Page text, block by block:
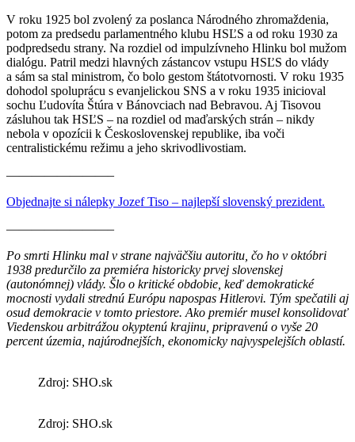
V roku 1925 bol zvolený za poslanca Národného zhromaždenia,
potom za predsedu parlamentného klubu HSĽS a od roku 1930 za
podpredsedu strany. Na rozdiel od impulzívneho Hlinku bol mužom
dialógu. Patril medzi hlavných zástancov vstupu HSĽS do vlády
a sám sa stal ministrom, čo bolo gestom štátotvornosti. V roku 1935
dohodol spoluprácu s evanjelickou SNS a v roku 1935 inicioval
sochu Ľudovíta Štúra v Bánovciach nad Bebravou. Aj Tisovou
zásluhou tak HSĽS – na rozdiel od maďarských strán – nikdy
nebola v opozícii k Československej republike, iba voči
centralistickému režimu a jeho skrivodlivostiam.
————————–
Objednajte si nálepky Jozef Tiso – najlepší slovenský prezident.
————————–
Po smrti Hlinku mal v strane najväčšiu autoritu, čo ho v októbri
1938 predurčilo za premiéra historicky prvej slovenskej
(autonómnej) vlády. Šlo o kritické obdobie, keď demokratické
mocnosti vydali strednú Európu napospas Hitlerovi. Tým spečatili aj
osud demokracie v tomto priestore. Ako premiér musel konsolidovať
Viedenskou arbitrážou okyptenú krajinu, pripravenú o vyše 20
percent územia, najúrodnejších, ekonomicky najvyspelejších oblastí.
Zdroj: SHO.sk
Zdroj: SHO.sk